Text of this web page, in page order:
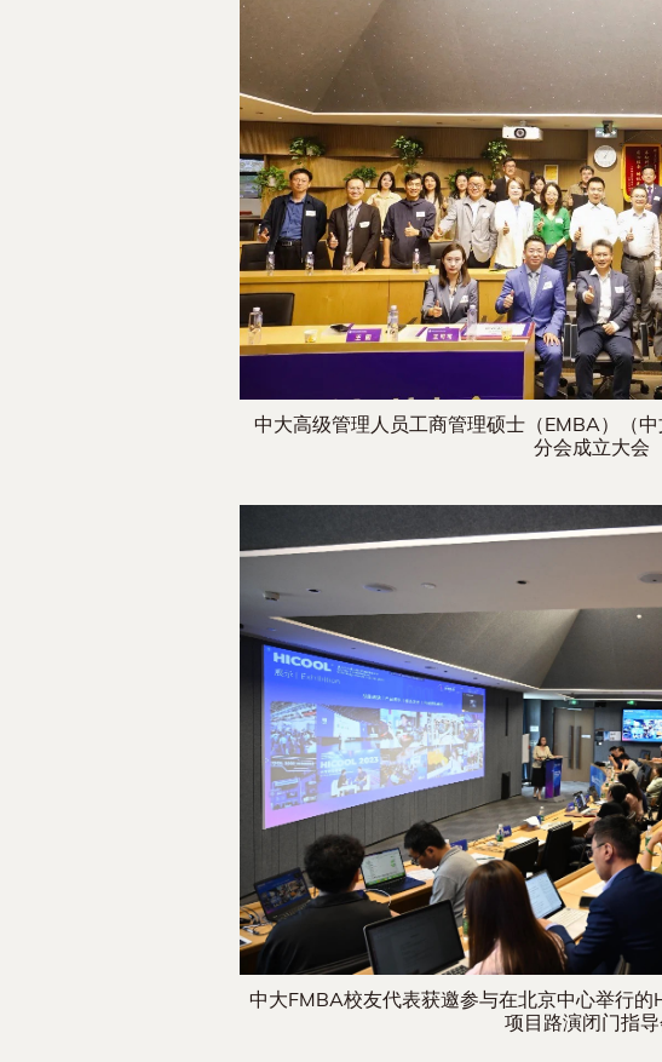
中大高级管理人员工商管理硕士（EMBA）（
分会成立大会
中大FMBA校友代表获邀参与在北京中心举行
项目路演闭门指